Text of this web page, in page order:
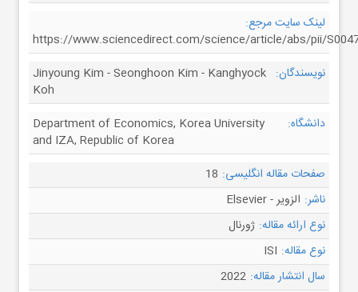
لینک سایت مرجع:
https://www.sciencedirect.com/science/article/abs/pii/
نویسندگان: Jinyoung Kim - Seonghoon Kim - Kanghyock
Koh
دانشگاه:
Department of Economics, Korea University
and IZA, Republic of Korea
صفحات مقاله انگلیسی: 18
ناشر: الزویر - Elsevier
نوع ارائه مقاله: ژورنال
نوع مقاله: ISI
سال انتشار مقاله: 2022